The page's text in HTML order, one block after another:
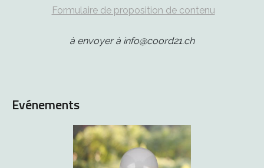
Formulaire de proposition de contenu
à envoyer à info@coord21.ch
Evénements